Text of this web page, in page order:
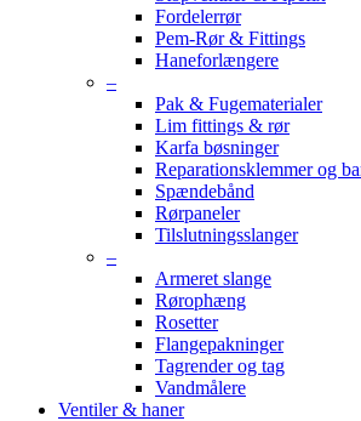
Fordelerrør
Pem-Rør & Fittings
Haneforlængere
–
Pak & Fugematerialer
Lim fittings & rør
Karfa bøsninger
Reparationsklemmer og
Spændebånd
Rørpaneler
Tilslutningsslanger
–
Armeret slange
Rørophæng
Rosetter
Flangepakninger
Tagrender og tag
Vandmålere
Ventiler & haner